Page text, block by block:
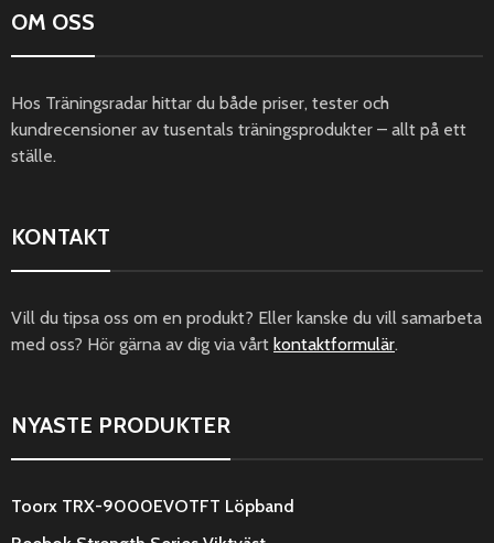
OM OSS
Hos Träningsradar hittar du både priser, tester och
kundrecensioner av tusentals träningsprodukter – allt på ett
ställe.
KONTAKT
Vill du tipsa oss om en produkt? Eller kanske du vill samarbeta
med oss? Hör gärna av dig via vårt kontaktformulär.
NYASTE PRODUKTER
Toorx TRX-9000EVOTFT Löpband